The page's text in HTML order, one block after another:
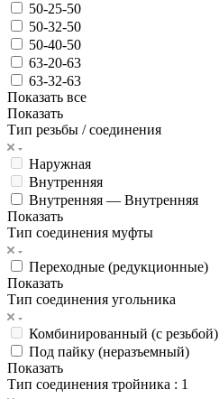
50-25-50
50-32-50
50-40-50
63-20-63
63-32-63
Показать все
Показать
Тип резьбы / соединения
Наружная
Внутренняя
Внутренняя — Внутренняя
Показать
Тип соединения муфты
Переходные (редукционные)
Показать
Тип соединения угольника
Комбинированный (с резьбой)
Под пайку (неразъемный)
Показать
Тип соединения тройника : 1